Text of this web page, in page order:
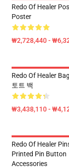
Redo Of Healer
Poster
₩2,728,440 -
Redo Of Healer
토트 백
₩3,438,110 -
Redo Of Healer
Printed Pin Button
Accessories